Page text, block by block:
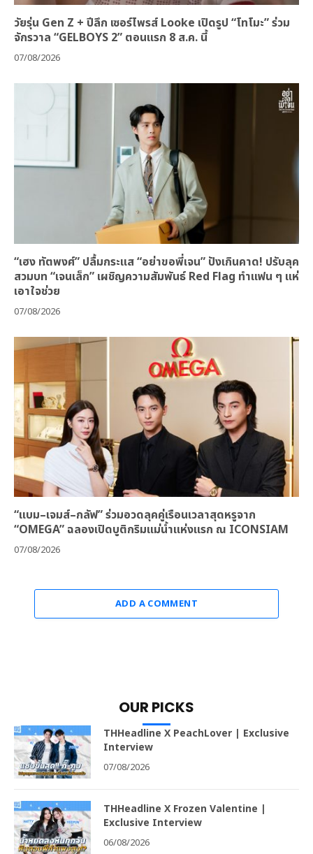
วัยรุ่น Gen Z + ปีลึก เซอร์ไพรส์ Looke เปิดรูป “โทโมะ” ร่วม
จักรวาล “GELBOYS 2” ตอนแรก 8 ส.ค. นี้
07/08/2026
“เฮง ทัตพงศ์” ปลื้มกระแส “อย่าขอพี่เจน” ปังเกินคาด! ปรับลุค
สวมบท “เจนเล็ก” เผชิญความสัมพันธ์ Red Flag ทำแฟน ๆ แห่
เอาใจช่วย
07/08/2026
“แบม–เจมส์–กลัฟ” ร่วมอวดลุคคู่เรือนเวลาสุดหรูจาก
“OMEGA” ฉลองเปิดบูติกริมแม่น้ำแห่งแรก ณ ICONSIAM
07/08/2026
ADD A COMMENT
OUR PICKS
THHeadline X PeachLover | Exclusive
Interview
07/08/2026
THHeadline X Frozen Valentine |
Exclusive Interview
06/08/2026